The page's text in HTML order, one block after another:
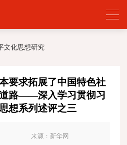
文化思想研究
要求拓展了中国特色社
路——深入学习贯彻习
想系列述评之三
来源：新华网